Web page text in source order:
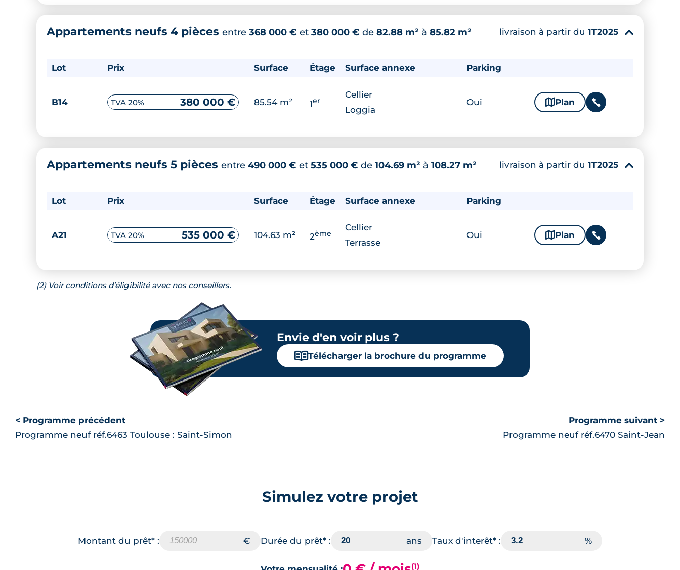
Appartements neufs 4 pièces entre 368 000 € et 380 000 € de 82.88 m² à 85.82 m² livraison à partir du 1T2025 ▾
Lot Prix Surface Étage Surface annexe Parking
B14 TVA 20% 380 000 € 85.54 m² 1er
Cellier
Loggia
Oui 🗞 Plan 📞
Appartements neufs 5 pièces entre 490 000 € et 535 000 € de 104.69 m² à 108.27 m² livraison à partir du 1T2025 ▾
Lot Prix Surface Étage Surface annexe Parking
A21 TVA 20% 535 000 € 104.63 m² 2ème
Cellier
Terrasse
Oui 🗞 Plan 📞
(2) Voir conditions d’éligibilité avec nos conseillers.
Envie d'en voir plus ?
📖Télécharger la brochure du programme
< Programme précédent
Programme neuf réf.6463 Toulouse : Saint-Simon
Programme suivant >
Programme neuf réf.6470 Saint-Jean
Simulez votre projet
Montant du prêt* : Durée du prêt* : Taux d'interêt* :
(1)